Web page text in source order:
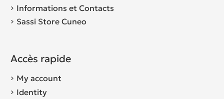
Informations et Contacts
Sassi Store Cuneo
Accès rapide
My account
Identity